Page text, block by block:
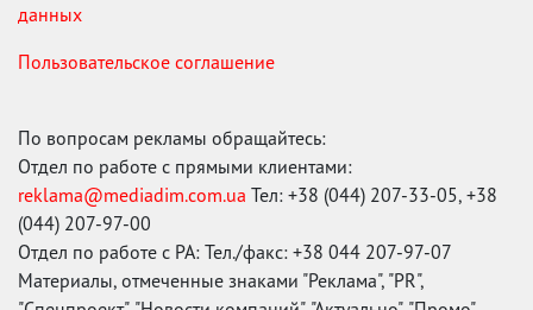
данных
Пользовательское соглашение
По вопросам рекламы обращайтесь:
Отдел по работе с прямыми клиентами:
reklama@mediadim.com.ua Тел: +38 (044) 207-33-05, +38
(044) 207-97-00
Отдел по работе с РА: Тел./факс: +38 044 207-97-07
Материалы, отмеченные знаками "Реклама", "PR",